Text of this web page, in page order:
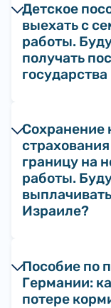
Детское
выехать с
работы.
получать
Сохранение
границу на
работы.
Израиле?
Пособие по
Германии:
потере